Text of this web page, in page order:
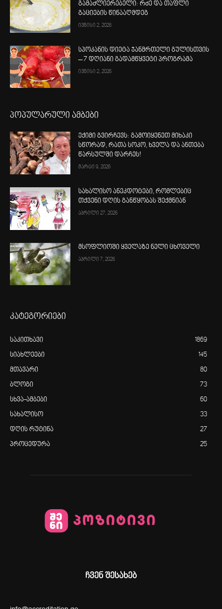
გამაძლიერებელი: რძე და თაფლი
გაციების წინააღმდეგ
ივნისი 2, 2026
სპოკანის დიეტა ჯანმრთელი გულისთვის
– 7 დღიანი გადამწყვეტი პროგრამა
ივნისი 2, 2026
პოპულარული ამბები
ექიმი გვირჩევს: გამოიყენეთ მიხაკი
სწორად, რათა სოკო, ხველა და ანთება
წარსულში დარჩეს!
მარტი 9, 2026
სახალისო ანეკდოტები, რომლებიც
თქვენი დღის განწყობას შექმნიან
აპრილი 27, 2026
მსოფლიოში ყველაზე ნელი ცხოველი
აპრილი 7, 2026
კატეგორიები
საკითხავი 1869
სიახლეები 145
მთავარი 80
ბლოგი 73
სხვა-ამბები 60
სახალისო 33
დღის რუტინა 27
პროცედურა 25
ჩვენ შესახებ